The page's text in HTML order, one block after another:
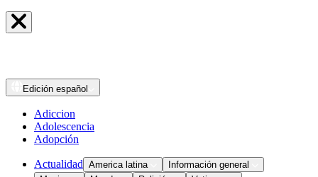
Edición español
Adiccion
Adolescencia
Adopción
Actualidad America latina
Información general